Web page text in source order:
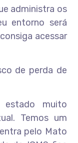
administra os
entorno será
acessar
de perda de
muito
Temos um
pelo Mato